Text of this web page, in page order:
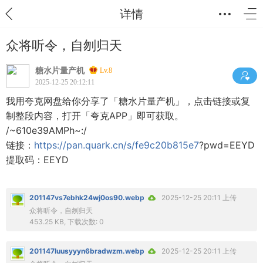
详情
众将听令，自刎归天
糖水片量产机
Lv.8
2025-12-25 20:12:11
我用夸克网盘给你分享了「糖水片量产机」，点击链接或复
制整段内容，打开「夸克APP」即可获取。
/~610e39AMPh~:/
链接： https://pan.quark.cn/s/fe9c20b815e7?pwd=EEYD
提取码：EEYD
201147vs7ebhk24wj0os90.webp
2025-12-25 20:11 上传
众将听令，自刎归天
453.25 KB, 下载次数: 0
201147luusyyyn6bradwzm.webp
2025-12-25 20:11 上传